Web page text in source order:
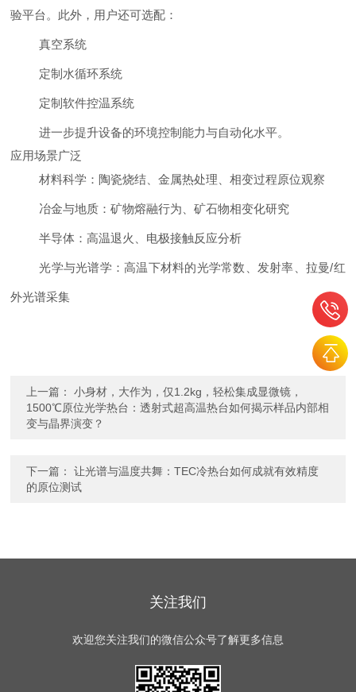
验平台。此外，用户还可选配：
真空系统
定制水循环系统
定制软件控温系统
进一步提升设备的环境控制能力与自动化水平。
应用场景广泛
材料科学：陶瓷烧结、金属热处理、相变过程原位观察
冶金与地质：矿物熔融行为、矿石物相变化研究
半导体：高温退火、电极接触反应分析
光学与光谱学：高温下材料的光学常数、发射率、拉曼/红
外光谱采集
上一篇：小身材，大作为，仅1.2kg，轻松集成显微镜，
1500℃原位光学热台：透射式超高温热台如何揭示样品内部相
变与晶界演变？
下一篇：让光谱与温度共舞：TEC冷热台如何成就有效精度
的原位测试
关注我们
欢迎您关注我们的微信公众号了解更多信息